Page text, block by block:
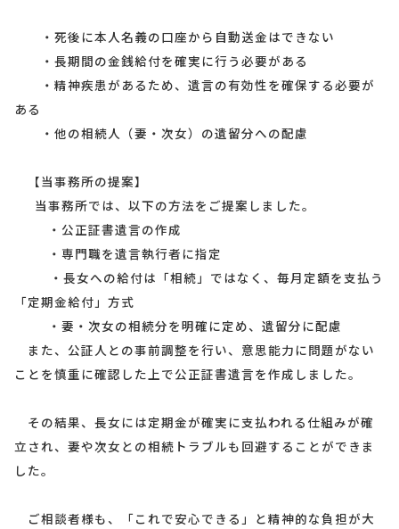
・死後に本人名義の口座から自動送金はできない
・長期間の金銭給付を確実に行う必要がある
・精神疾患があるため、遺言の有効性を確保する必要が
ある
・他の相続人（妻・次女）の遺留分への配慮
【当事務所の提案】
当事務所では、以下の方法をご提案しました。
・公正証書遺言の作成
・専門職を遺言執行者に指定
・長女への給付は「相続」ではなく、毎月定額を支払う
「定期金給付」方式
・妻・次女の相続分を明確に定め、遺留分に配慮
また、公証人との事前調整を行い、意思能力に問題がない
ことを慎重に確認した上で公正証書遺言を作成しました。
その結果、長女には定期金が確実に支払われる仕組みが確
立され、妻や次女との相続トラブルも回避することができま
した。
ご相談者様も、「これで安心できる」と精神的な負担が大